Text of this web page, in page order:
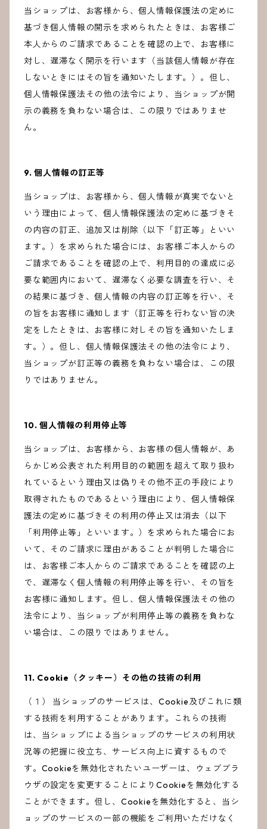
当ショップは、お客様から、個人情報保護法の定めに
基づき個人情報の開示を求められたときは、お客様ご
本人からのご請求であることを確認の上で、お客様に
対し、遅滞なく開示を行います（当該個人情報が存在
しないときにはその旨を通知いたします。）。但し、
個人情報保護法その他の法令により、当ショップが開
示の義務を負わない場合は、この限りではありませ
ん。
9. 個人情報の訂正等
当ショップは、お客様から、個人情報が真実でないと
いう理由によって、個人情報保護法の定めに基づきそ
の内容の訂正、追加又は削除（以下「訂正等」といい
ます。）を求められた場合には、お客様ご本人からの
ご請求であることを確認の上で、利用目的の達成に必
要な範囲内において、遅滞なく必要な調査を行い、そ
の結果に基づき、個人情報の内容の訂正等を行い、そ
の旨をお客様に通知します（訂正等を行わない旨の決
定をしたときは、お客様に対しその旨を通知いたしま
す。）。但し、個人情報保護法その他の法令により、
当ショップが訂正等の義務を負わない場合は、この限
りではありません。
10. 個人情報の利用停止等
当ショップは、お客様から、お客様の個人情報が、あ
らかじめ公表された利用目的の範囲を超えて取り扱わ
れているという理由又は偽りその他不正の手段により
取得されたものであるという理由により、個人情報保
護法の定めに基づきその利用の停止又は消去（以下
「利用停止等」といいます。）を求められた場合にお
いて、そのご請求に理由があることが判明した場合に
は、お客様ご本人からのご請求であることを確認の上
で、遅滞なく個人情報の利用停止等を行い、その旨を
お客様に通知します。但し、個人情報保護法その他の
法令により、当ショップが利用停止等の義務を負わな
い場合は、この限りではありません。
11. Cookie（クッキー）その他の技術の利用
（１） 当ショップのサービスは、Cookie及びこれに類
する技術を利用することがあります。これらの技術
は、当ショップによる当ショップのサービスの利用状
況等の把握に役立ち、サービス向上に資するもので
す。Cookieを無効化されたいユーザーは、ウェブブラ
ウザの設定を変更することによりCookieを無効化する
ことができます。但し、Cookieを無効化すると、当シ
ョップのサービスの一部の機能をご利用いただけなく